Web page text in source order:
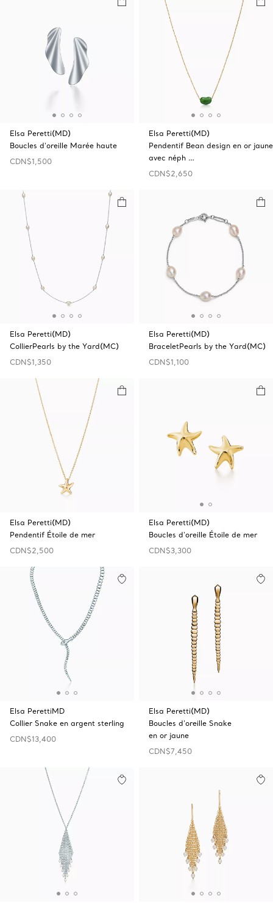
Elsa Peretti(MD)
Boucles d’oreille Marée haute
CDN$1,500
Elsa Peretti(MD)
Pendentif Bean design en or jaune
avec néph …
CDN$2,650
Elsa Peretti(MD)
CollierPearls by the Yard(MC)
CDN$1,350
Elsa Peretti(MD)
BraceletPearls by the Yard(MC)
CDN$1,100
Elsa Peretti(MD)
Pendentif Étoile de mer
CDN$2,500
Elsa Peretti(MD)
Boucles d'oreille Étoile de mer
CDN$3,300
Elsa PerettiMD
Collier Snake en argent sterling
CDN$13,400
Elsa Peretti(MD)
Boucles d’oreille Snake
en or jaune
CDN$7,450